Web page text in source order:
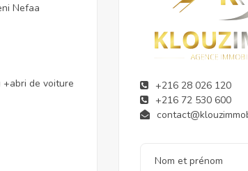
Nefaa
+abri de voiture
+216 28 026 120
+216 72 530 600